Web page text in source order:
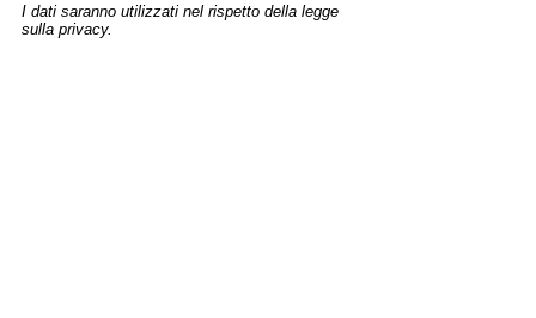
I dati saranno utilizzati nel rispetto della legge
sulla privacy.